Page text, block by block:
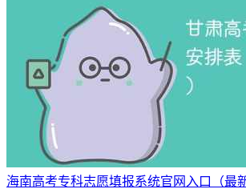
海南高考专科志愿填报系统官网入口（最